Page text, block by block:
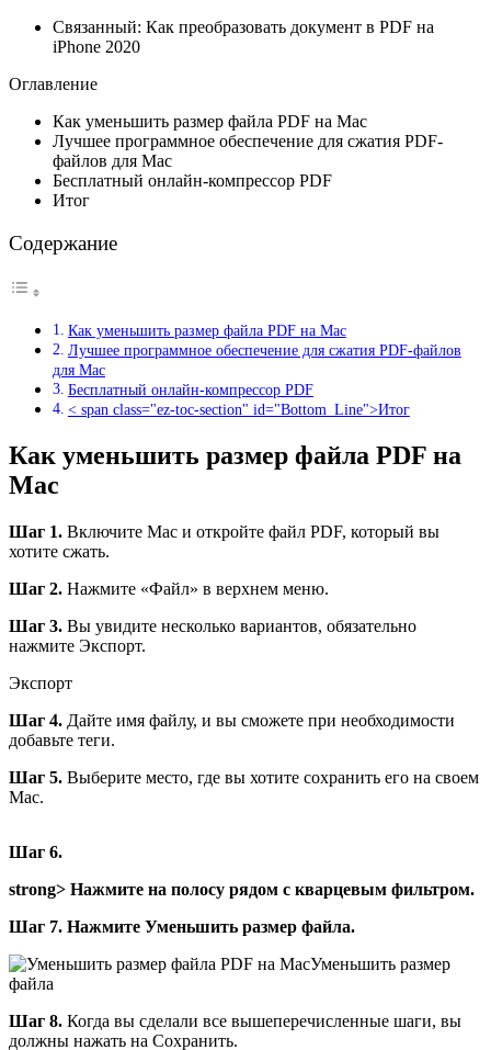
Связанный: Как преобразовать документ в PDF на
iPhone 2020
Оглавление
Как уменьшить размер файла PDF на Mac
Лучшее программное обеспечение для сжатия PDF-
файлов для Mac
Бесплатный онлайн-компрессор PDF
Итог
Содержание
Как уменьшить размер файла PDF на Mac
Лучшее программное обеспечение для сжатия PDF-файлов
для Mac
Бесплатный онлайн-компрессор PDF
< span class="ez-toc-section" id="Bottom_Line">Итог
Как уменьшить размер файла PDF на
Mac
Шаг 1. Включите Mac и откройте файл PDF, который вы
хотите сжать.
Шаг 2. Нажмите «Файл» в верхнем меню.
Шаг 3. Вы увидите несколько вариантов, обязательно
нажмите Экспорт.
Экспорт
Шаг 4. Дайте имя файлу, и вы сможете при необходимости
добавьте теги.
Шаг 5. Выберите место, где вы хотите сохранить его на своем
Mac.
Шаг 6.
strong> Нажмите на полосу рядом с кварцевым фильтром.
Шаг 7. Нажмите Уменьшить размер файла.
Уменьшить размер
файла
Шаг 8. Когда вы сделали все вышеперечисленные шаги, вы
должны нажать на Сохранить.